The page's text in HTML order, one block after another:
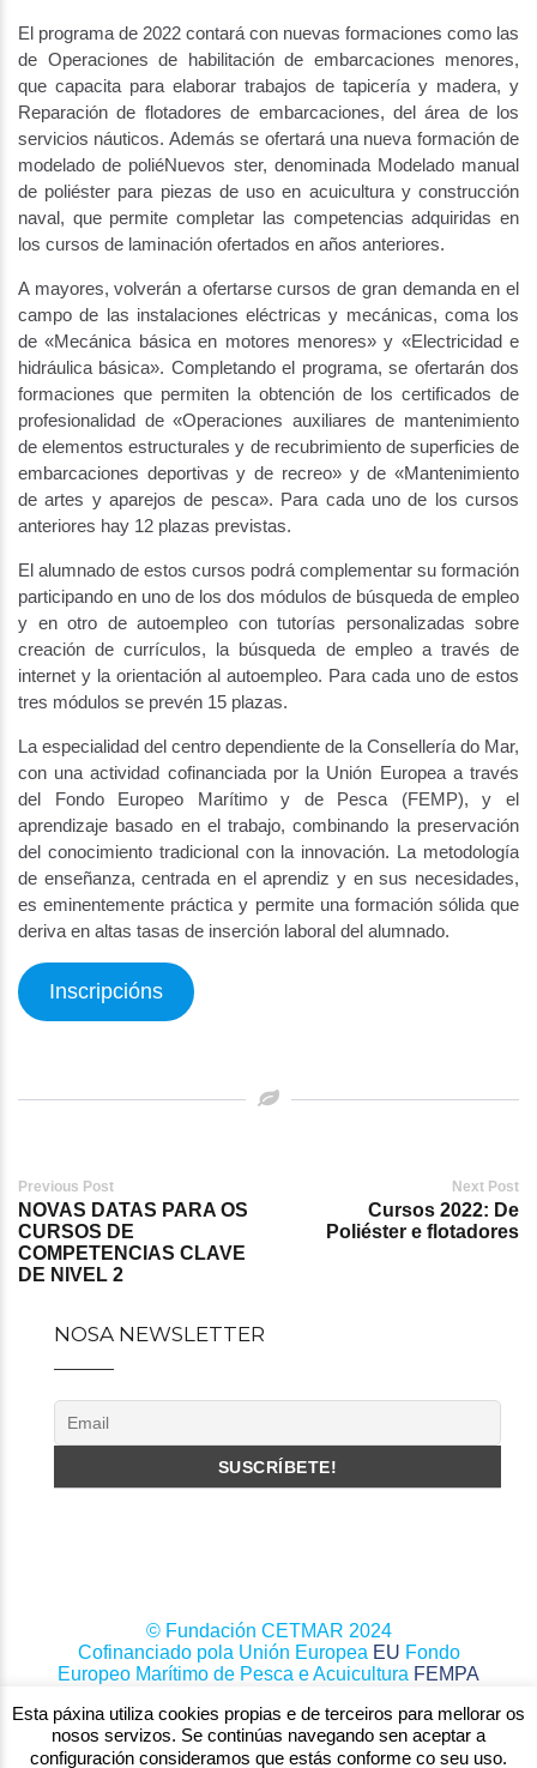
El programa de 2022 contará con nuevas formaciones como las
de Operaciones de habilitación de embarcaciones menores,
que capacita para elaborar trabajos de tapicería y madera, y
Reparación de flotadores de embarcaciones, del área de los
servicios náuticos. Además se ofertará una nueva formación de
modelado de poliéNuevos ster, denominada Modelado manual
de poliéster para piezas de uso en acuicultura y construcción
naval, que permite completar las competencias adquiridas en
los cursos de laminación ofertados en años anteriores.
A mayores, volverán a ofertarse cursos de gran demanda en el
campo de las instalaciones eléctricas y mecánicas, coma los
de «Mecánica básica en motores menores» y «Electricidad e
hidráulica básica». Completando el programa, se ofertarán dos
formaciones que permiten la obtención de los certificados de
profesionalidad de «Operaciones auxiliares de mantenimiento
de elementos estructurales y de recubrimiento de superficies de
embarcaciones deportivas y de recreo» y de «Mantenimiento
de artes y aparejos de pesca». Para cada uno de los cursos
anteriores hay 12 plazas previstas.
El alumnado de estos cursos podrá complementar su formación
participando en uno de los dos módulos de búsqueda de empleo
y en otro de autoempleo con tutorías personalizadas sobre
creación de currículos, la búsqueda de empleo a través de
internet y la orientación al autoempleo. Para cada uno de estos
tres módulos se prevén 15 plazas.
La especialidad del centro dependiente de la Consellería do Mar,
con una actividad cofinanciada por la Unión Europea a través
del Fondo Europeo Marítimo y de Pesca (FEMP), y el
aprendizaje basado en el trabajo, combinando la preservación
del conocimiento tradicional con la innovación. La metodología
de enseñanza, centrada en el aprendiz y en sus necesidades,
es eminentemente práctica y permite una formación sólida que
deriva en altas tasas de inserción laboral del alumnado.
Inscripcións
Post
navigation
Previous Post
NOVAS DATAS PARA OS
CURSOS DE
COMPETENCIAS CLAVE
DE NIVEL 2
Next Post
Cursos 2022: De
Poliéster e flotadores
NOSA NEWSLETTER
© Fundación CETMAR 2024
Cofinanciado pola Unión Europea EU Fondo
Europeo Marítimo de Pesca e Acuicultura FEMPA
Esta páxina utiliza cookies propias e de terceiros para mellorar os
nosos servizos. Se continúas navegando sen aceptar a
configuración consideramos que estás conforme co seu uso.